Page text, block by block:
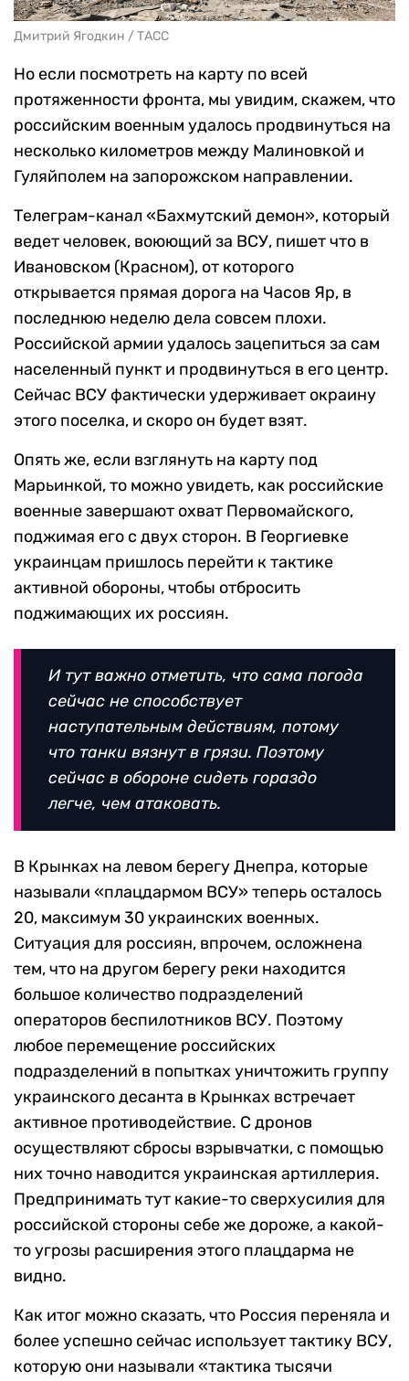
Дмитрий Ягодкин / ТАСС
Но если посмотреть на карту по всей
протяженности фронта, мы увидим, скажем, что
российским военным удалось продвинуться на
несколько километров между Малиновкой и
Гуляйполем на запорожском направлении.
Телеграм-канал «Бахмутский демон», который
ведет человек, воюющий за ВСУ, пишет что в
Ивановском (Красном), от которого
открывается прямая дорога на Часов Яр, в
последнюю неделю дела совсем плохи.
Российской армии удалось зацепиться за сам
населенный пункт и продвинуться в его центр.
Сейчас ВСУ фактически удерживает окраину
этого поселка, и скоро он будет взят.
Опять же, если взглянуть на карту под
Марьинкой, то можно увидеть, как российские
военные завершают охват Первомайского,
поджимая его с двух сторон. В Георгиевке
украинцам пришлось перейти к тактике
активной обороны, чтобы отбросить
поджимающих их россиян.
И тут важно отметить, что сама погода
сейчас не способствует
наступательным действиям, потому
что танки вязнут в грязи. Поэтому
сейчас в обороне сидеть гораздо
легче, чем атаковать.
В Крынках на левом берегу Днепра, которые
называли «плацдармом ВСУ» теперь осталось
20, максимум 30 украинских военных.
Ситуация для россиян, впрочем, осложнена
тем, что на другом берегу реки находится
большое количество подразделений
операторов беспилотников ВСУ. Поэтому
любое перемещение российских
подразделений в попытках уничтожить группу
украинского десанта в Крынках встречает
активное противодействие. С дронов
осуществляют сбросы взрывчатки, с помощью
них точно наводится украинская артиллерия.
Предпринимать тут какие-то сверхусилия для
российской стороны себе же дороже, а какой-
то угрозы расширения этого плацдарма не
видно.
Как итог можно сказать, что Россия переняла и
более успешно сейчас использует тактику ВСУ,
которую они называли «тактика тысячи